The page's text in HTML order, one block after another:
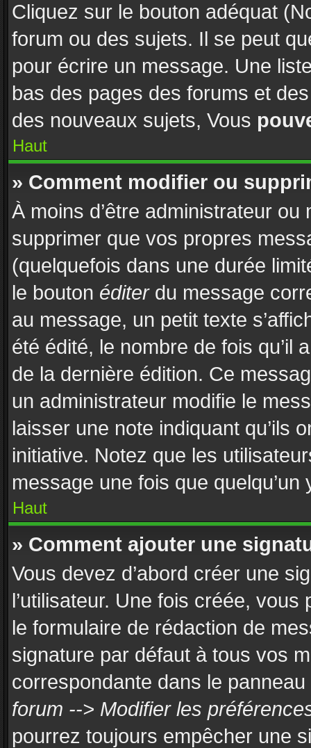
Cliquez sur le bouton adéquat
forum ou des sujets. Il se peut
pour écrire un message. Une
bas des pages des forums et
des nouveaux sujets, Vous
Haut
» Comment modifier ou
À moins d’être administrateur
supprimer que vos propres
(quelquefois dans une durée
le bouton éditerdu message
au message, un petit texte
été édité, le nombre de fois qu’il
de la dernière édition. Ce
un administrateur modifie le
laisser une note indiquant qu’ils
initiative. Notez que les
message une fois que quelqu’un
Haut
» Comment ajouter une
Vous devez d’abord créer une
l’utilisateur. Une fois créée,
le formulaire de rédaction de
signature par défaut à tous vos
correspondante dans le
forum --> Modifier les
pourrez toujours empêcher une